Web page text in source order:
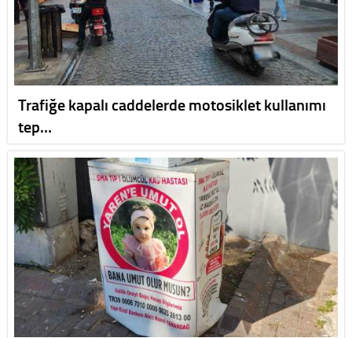
Trafiğe kapalı caddelerde motosiklet kullanımı
tep…